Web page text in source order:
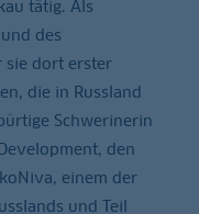
tätig. Als
des
sie dort erster
die in Russland
Schwerinerin
den
einem der
und Teil